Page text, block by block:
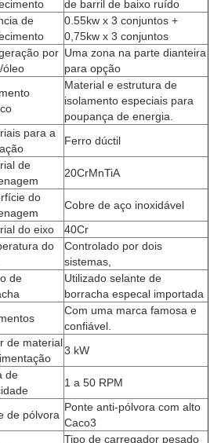
de barril de baixo ruído
de
0.55kw x 3 conjuntos +
0,75kw x 3 conjuntos
por
óleo
Uma zona na parte dianteira
para opção
Material e estrutura de
isolamento especiais para
poupança de energia.
para a
Ferro dúctil
de
20CrMnTiA
do
Cobre de aço inoxidável
do eixo
40Cr
do
Controlado por dois
sistemas,
de
Utilizado selante de
borracha especal importada
Com uma marca famosa e
confiável.
de material
3 kW
de
1 a 50 RPM
de pólvora
Ponte anti-pólvora com alto
Caco3
Tipo de carregador pesado